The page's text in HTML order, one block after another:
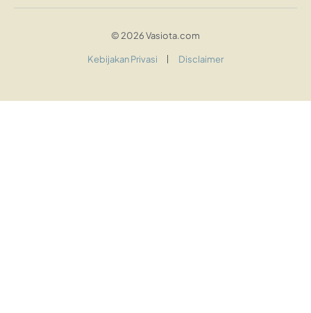
© 2026 Vasiota.com
Kebijakan Privasi Disclaimer